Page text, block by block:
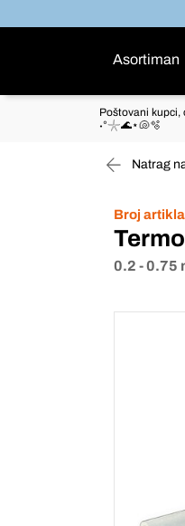
Asortiman
Poštovani kupci,
˖°𓇼🌊⋆🐚🫧
Natrag
Broj
0.2 - 0.75